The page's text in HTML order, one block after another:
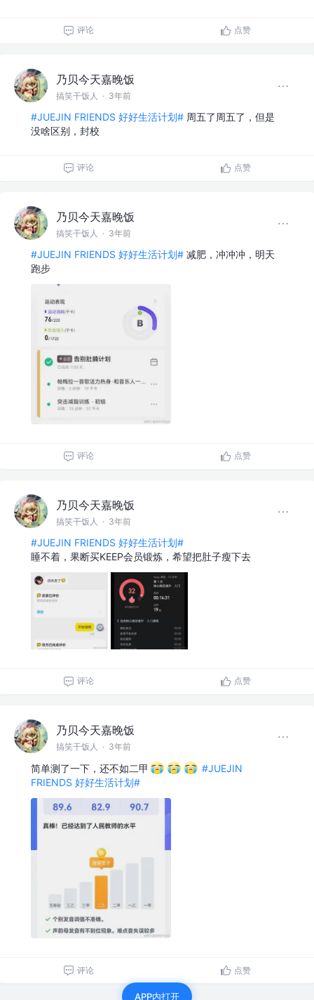
评论 点赞
乃贝今天嘉晚饭
搞笑干饭人 · 3年前
#JUEJIN FRIENDS 好好生活计划# 周五了周五了，但是
没啥区别，封校
评论 点赞
乃贝今天嘉晚饭
搞笑干饭人 · 3年前
#JUEJIN FRIENDS 好好生活计划# 减肥，冲冲冲，明天
跑步
评论 点赞
乃贝今天嘉晚饭
搞笑干饭人 · 3年前
#JUEJIN FRIENDS 好好生活计划#
睡不着，果断买KEEP会员锻炼，希望把肚子瘦下去
评论 点赞
乃贝今天嘉晚饭
搞笑干饭人 · 3年前
简单测了一下，还不如二甲
#JUEJIN
FRIENDS 好好生活计划#
评论 点赞
APP内打开